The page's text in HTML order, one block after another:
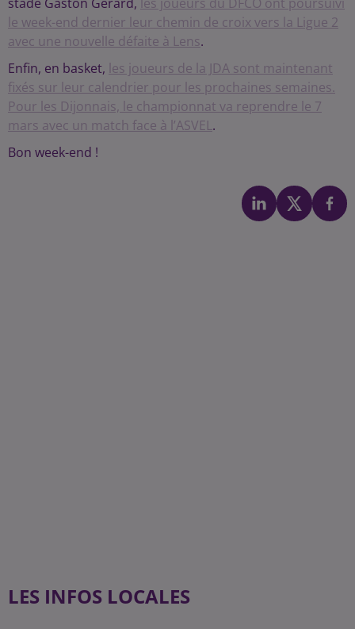
le week-end dernier leur chemin de croix vers la Ligue 2
avec une nouvelle défaite à Lens.
Enfin, en basket, les joueurs de la JDA sont maintenant
fixés sur leur calendrier pour les prochaines semaines.
Pour les Dijonnais, le championnat va reprendre le 7
mars avec un match face à l’ASVEL.
Bon week-end !
LES INFOS LOCALES